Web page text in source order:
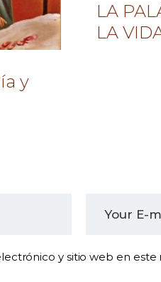
y
LA
LA
y sitio web en este